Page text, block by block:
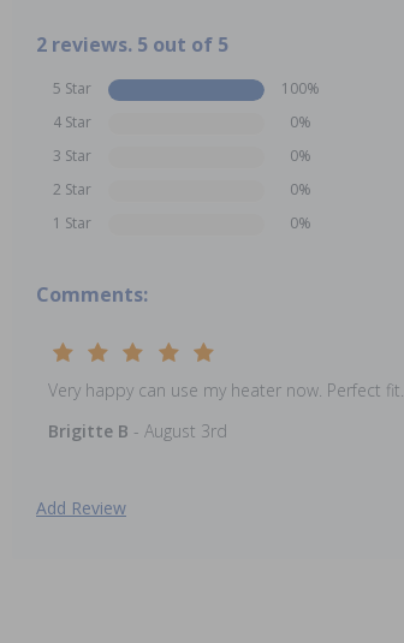
2 reviews. 5 out of 5
5 Star
100%
4 Star
0%
3 Star
0%
2 Star
0%
1 Star
0%
Comments:
Very happy can use my heater now. Perfect fit.
Brigitte B - August 3rd
Add Review